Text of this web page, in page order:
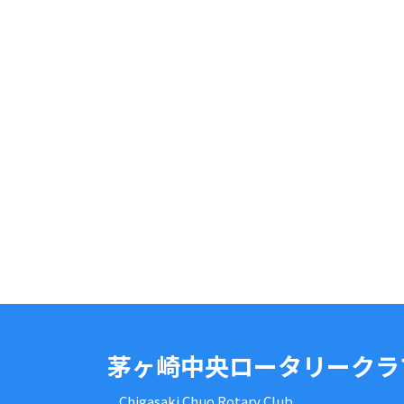
茅ヶ崎中央ロータリーク